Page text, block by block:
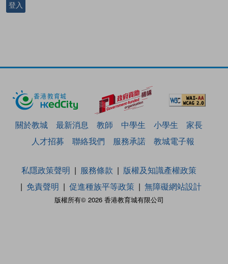
登入
關於教城 最新消息 教師 中學生 小學生
家長
人才招募
聯絡我們 服務承諾 教城電子報
版權所有© 2026 香港教育城有限公司
私隱政策聲明 服務條款
版權及知識產權政策
免責聲明
促進種族平等政策 無障礙網站設計